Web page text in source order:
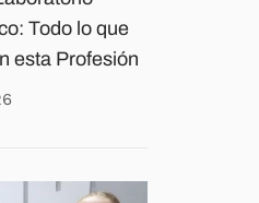
Todo lo que
esta Profesión